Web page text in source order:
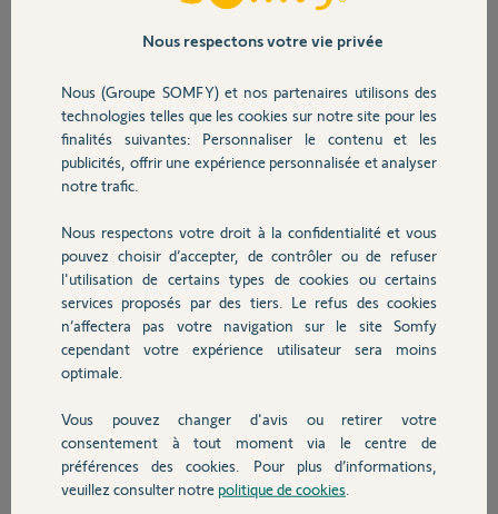
Sécurité
Domotique
Chauffage
Autres produits
Devis avec un pro
Contact
domotique et je suis à la recherche
du produit idéal. Etant totalement
novice sur le sujet, j'ai regardé ce qui
J'ai l'impression que les produits
SOMFY sont les plus ludiques mais
j'ai besoin de connaitre si il est
possible de connecter mes appareils
Tous d'abord je pense acheter la
TAHOMA SWITCH et un visio
SOMFY, jusque la tout va bien.
Ma difficulté est de savoir comment connecter mon moteur de portail
qui est un produit CAME et mon moteur de porte de garage qui est de
marque SOMMER.
Est-ce possible de connecter les 2 moteurs à la switch TAHOMA et si
c'est possible que dois-je acheter ?
Bien cordialement
Sylvain
Nous respectons votre vie privée
Nous (Groupe SOMFY) et nos partenaires utilisons des
technologies telles que les cookies sur notre site pour les
finalités suivantes: Personnaliser le contenu et les
publicités, offrir une expérience personnalisée et analyser
notre trafic.
Nous respectons votre droit à la confidentialité et vous
pouvez choisir d’accepter, de contrôler ou de refuser
l'utilisation de certains types de cookies ou certains
services proposés par des tiers. Le refus des cookies
n’affectera pas votre navigation sur le site Somfy
cependant votre expérience utilisateur sera moins
optimale.
Vous pouvez changer d'avis ou retirer votre
consentement à tout moment via le centre de
préférences des cookies. Pour plus d’informations,
veuillez consulter notre politique de cookies